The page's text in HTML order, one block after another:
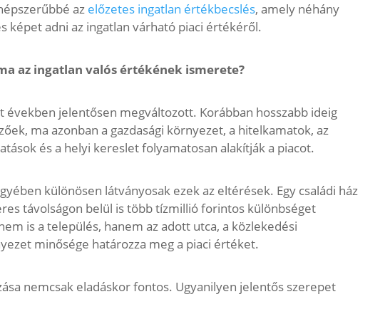
az előzetes ingatlan értékbecslés, amely néhány
képet adni az ingatlan várható piaci értékéről.
az ingatlan valós értékének ismerete?
években jelentősen megváltozott. Korábban hosszabb ideig
ma azonban a gazdasági környezet, a hitelkamatok, az
és a helyi kereslet folyamatosan alakítják a piacot.
különösen látványosak ezek az eltérések. Egy családi ház
távolságon belül is több tízmillió forintos különbséget
is a település, hanem az adott utca, a közlekedési
minősége határozza meg a piaci értéket.
nemcsak eladáskor fontos. Ugyanilyen jelentős szerepet